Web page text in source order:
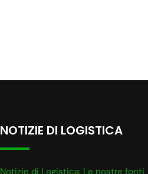
NOTIZIE DI LOGISTICA
Notizie di Logistica: Le nostre fonti